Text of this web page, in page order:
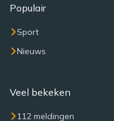
Populair
Sport
Nieuws
Veel bekeken
112 meldingen